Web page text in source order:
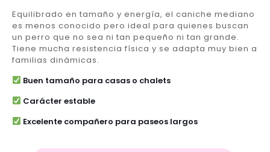
Equilibrado en tamaño y energía, el caniche mediano
es menos conocido pero ideal para quienes buscan
un perro que no sea ni tan pequeño ni tan grande.
Tiene mucha resistencia física y se adapta muy bien a
familias dinámicas.
Buen tamaño para casas o chalets
Carácter estable
Excelente compañero para paseos largos